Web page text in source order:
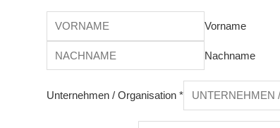
Vorname
Nachname
Unternehmen / Organisation *